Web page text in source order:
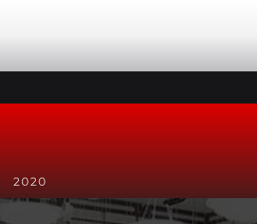
2020